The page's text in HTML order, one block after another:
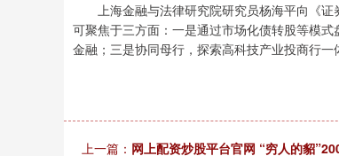
上海金融与法律研究院研究员杨海平向《证
可聚焦于三方面：一是通过市场化债转股等模
金融；三是协同母行，探索高科技产业投商行一
上一篇： 网上配资炒股平台官网 “穷人的貂